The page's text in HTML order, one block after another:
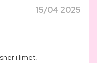
15/04 2025
i limet.